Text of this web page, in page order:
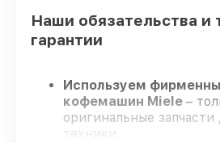
Наши обязательства и
гарантии
Используем
кофемашин Miele –
оригинальные
техники.